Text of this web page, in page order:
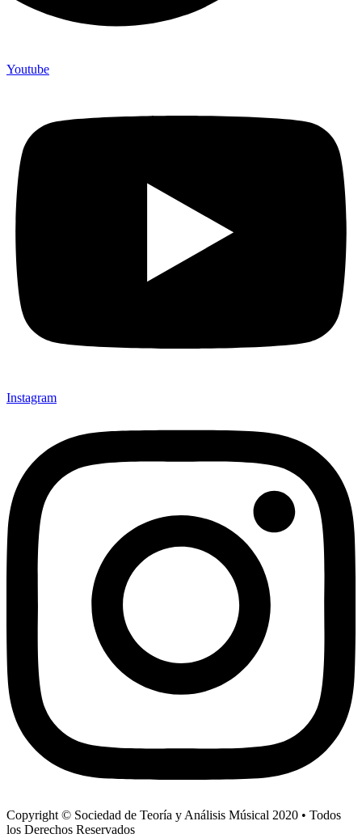
Youtube
Instagram
Copyright © Sociedad de Teoría y Análisis Músical 2020 • Todos
los Derechos Reservados